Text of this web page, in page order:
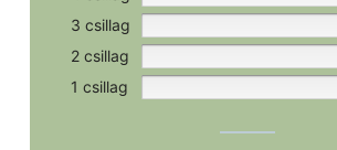
3 csillag
2 csillag
1 csillag